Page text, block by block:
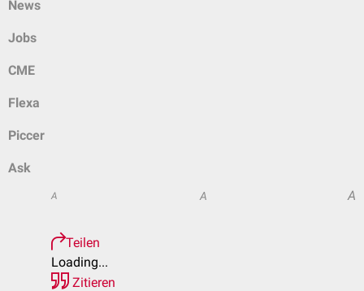
News
Jobs
CME
Flexa
Piccer
Ask
A A A
Teilen
Loading...
Zitieren